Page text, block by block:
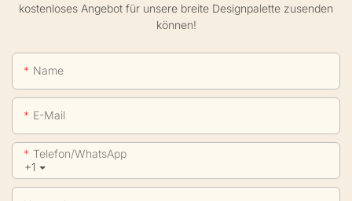
kostenloses Angebot für unsere breite Designpalette zusenden
können!
Name
E-Mail
+1
Telefon/WhatsApp